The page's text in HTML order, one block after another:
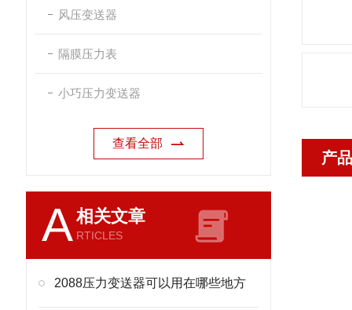
风压变送器
隔膜压力表
小巧压力变送器
查看全部
A相关文章
RTICLES
2088压力变送器可以用在哪些地方
产